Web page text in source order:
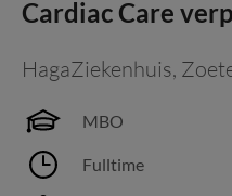
Cardiac Care
HagaZiekenhuis,
MBO
Fulltime